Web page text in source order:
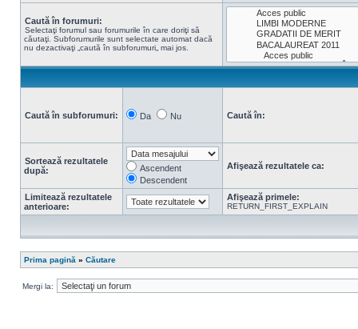
Caută în forumuri:
Selectaţi forumul sau forumurile în care doriţi să
căutaţi. Subforumurile sunt selectate automat dacă
nu dezactivaţi „caută în subforumuri„ mai jos.
Caută în subforumuri: Da Nu Caută în:
Sortează rezultatele
după:
Ascendent
Descendent
Afişează rezultatele ca:
Limitează rezultatele
anterioare:
Afişează primele:
RETURN_FIRST_EXPLAIN
Prima pagină » Căutare
Mergi la: